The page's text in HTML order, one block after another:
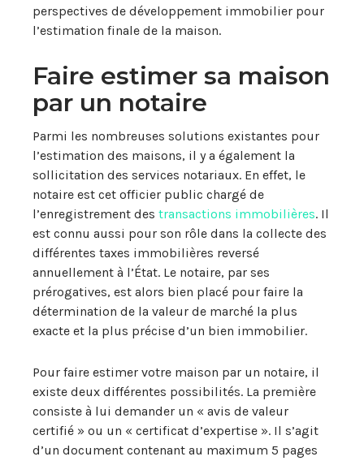
perspectives de développement immobilier pour
l’estimation finale de la maison.
Faire estimer sa maison
par un notaire
Parmi les nombreuses solutions existantes pour
l’estimation des maisons, il y a également la
sollicitation des services notariaux. En effet, le
notaire est cet officier public chargé de
l’enregistrement des transactions immobilières. Il
est connu aussi pour son rôle dans la collecte des
différentes taxes immobilières reversé
annuellement à l’État. Le notaire, par ses
prérogatives, est alors bien placé pour faire la
détermination de la valeur de marché la plus
exacte et la plus précise d’un bien immobilier.
Pour faire estimer votre maison par un notaire, il
existe deux différentes possibilités. La première
consiste à lui demander un « avis de valeur
certifié » ou un « certificat d’expertise ». Il s’agit
d’un document contenant au maximum 5 pages